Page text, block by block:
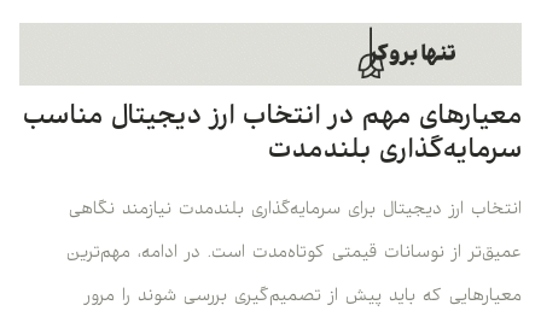
معیارهای مهم در انتخاب ارز دیجیتال مناسب
سرمایه‌گذاری بلندمدت
انتخاب ارز دیجیتال برای سرمایه‌گذاری بلندمدت نیازمند نگاهی
عمیق‌تر از نوسانات قیمتی کوتاه‌مدت است. در ادامه، مهم‌ترین
معیارهایی که باید پیش از تصمیم‌گیری بررسی شوند را مرور